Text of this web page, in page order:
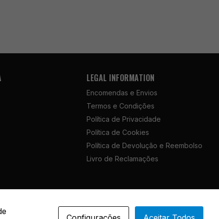
LEGAL INFORMATION
Encomendas e Envios
Termos e Condições
Política de Privacidade
Política de Cookies
Política de Devolução e Reembolso
Livro de Reclamações
English